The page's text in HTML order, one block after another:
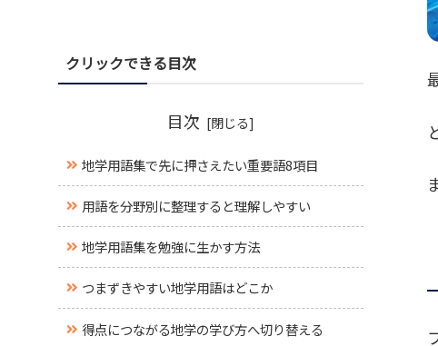
クリックできる目次
目次
地学用語集で先に押さえたい重要語8項目
用語を分野別に整理すると理解しやすい
地学用語集を勉強に生かす方法
つまずきやすい地学用語はどこか
得点につながる地学の学び方へ切り替える